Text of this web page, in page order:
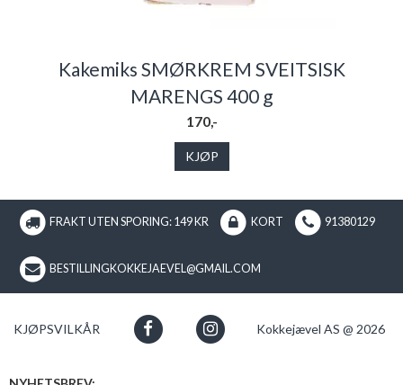
Kakemiks SMØRKREM SVEITSISK
MARENGS 400 g
170,-
KJØP
FRAKT UTEN SPORING: 149 KR KORT 91380129
BESTILLINGKOKKEJAEVEL@GMAIL.COM
KJØPSVILKÅR Kokkejævel AS @ 2026